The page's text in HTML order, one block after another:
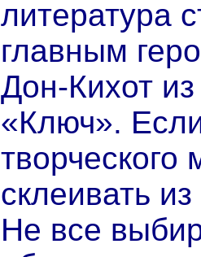
литература
главным
Дон-Кихот
«Ключ».
творческого
склеивать
Не все